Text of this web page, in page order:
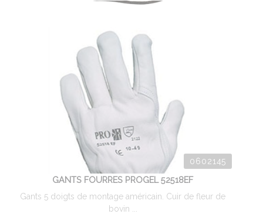
0602145
GANTS FOURRES PROGEL 52518EF
Gants 5 doigts de montage américain. Cuir de fleur de
bovin ...